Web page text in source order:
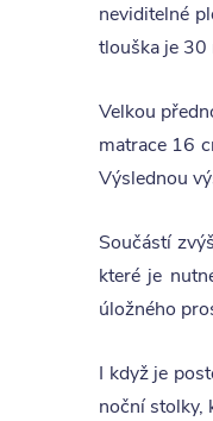
neviditelné
tlouška je 30
Velkou
matrace 16
Výslednou
Součástí
které je
úložného
I když je
noční stolky,